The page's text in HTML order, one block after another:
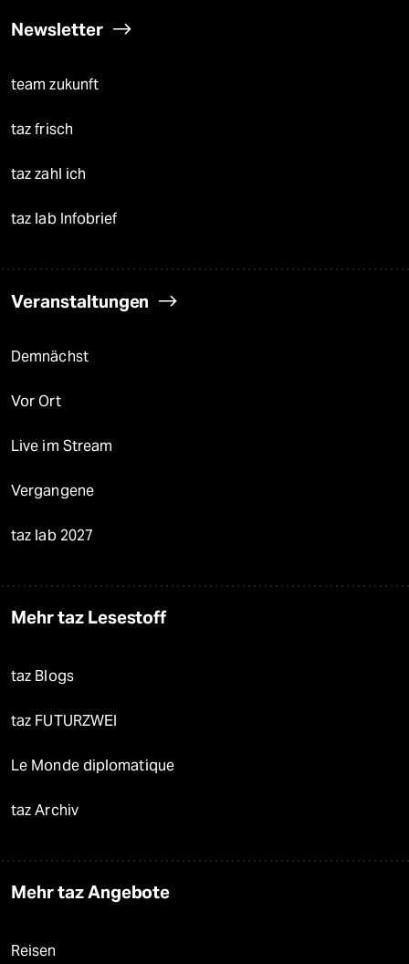
Newsletter
team zukunft
taz frisch
taz zahl ich
taz lab Infobrief
Veranstaltungen
Demnächst
Vor Ort
Live im Stream
Vergangene
taz lab 2027
Mehr taz Lesestoff
taz Blogs
taz FUTURZWEI
Le Monde diplomatique
taz Archiv
Mehr taz Angebote
Reisen